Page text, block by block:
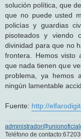
solución política, que
que no puede usted
policías y guardias
pisoteados y viendo
divinidad para que no
frontera. Hemos visto
que nada tienen que
problema, ya hemos
ningún lamentable
Fuente: http://
Teléfono de